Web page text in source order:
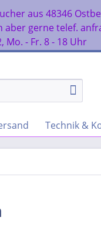
aus 48346
aber gerne telef.
Mo. - Fr. 8 - 18 Uhr
Technik &